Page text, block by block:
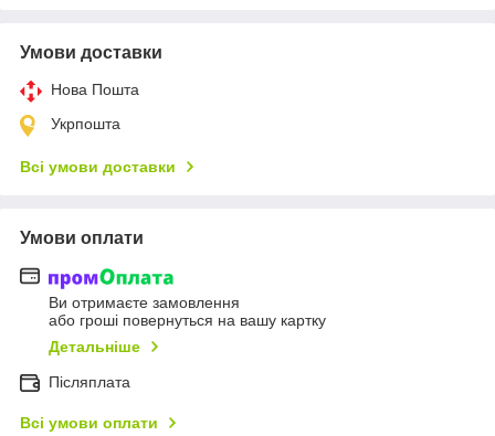
Умови доставки
Нова Пошта
Укрпошта
Всі умови доставки
Умови оплати
Ви отримаєте замовлення
або гроші повернуться на вашу картку
Детальніше
Післяплата
Всі умови оплати